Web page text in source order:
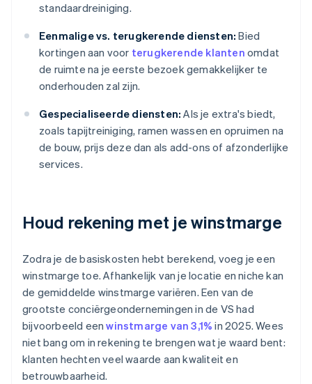
standaardreiniging.
Eenmalige vs. terugkerende diensten: Bied
kortingen aan voor terugkerende klanten omdat
de ruimte na je eerste bezoek gemakkelijker te
onderhouden zal zijn.
Gespecialiseerde diensten: Als je extra's biedt,
zoals tapijtreiniging, ramen wassen en opruimen na
de bouw, prijs deze dan als add-ons of afzonderlijke
services.
Houd rekening met je winstmarge
Zodra je de basiskosten hebt berekend, voeg je een
winstmarge toe. Afhankelijk van je locatie en niche kan
de gemiddelde winstmarge variëren. Een van de
grootste conciërgeondernemingen in de VS had
bijvoorbeeld eenwinstmarge van 3,1% in 2025. Wees
niet bang om in rekening te brengen wat je waard bent:
klanten hechten veel waarde aan kwaliteit en
betrouwbaarheid.